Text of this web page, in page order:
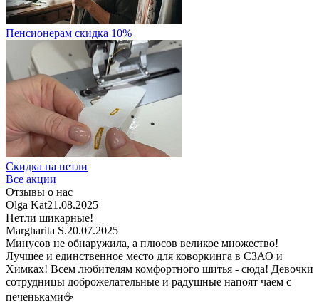
Пенсионерам скидка 10%
Скидка на петли
Все акции
Отзывы о нас
Olga Kat21.08.2025
Петли шикарные!
Margharita S.20.07.2025
Минусов не обнаружила, а плюсов великое множество!
Лучшее и единственное место для коворкинга в СЗАО и
Химках! Всем любителям комфортного шитья - сюда! Девочки
сотрудницы доброжелательные и радушные напоят чаем с
печеньками☕